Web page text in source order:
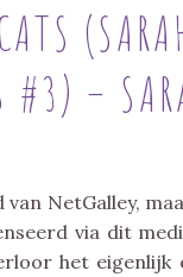
#3) –
van NetGalley,
via dit
het eigenlijk